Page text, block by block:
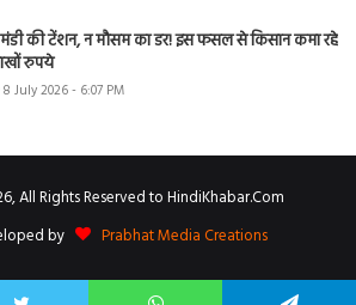
की टेंशन, न मौसम का डर! इस फसल से किसान कमा रहे
रुपये
8 July 2026 - 6:07 PM
All Rights Reserved to HindiKhabar.Com
by
Prabhat Media Creations